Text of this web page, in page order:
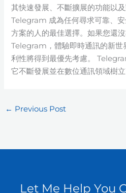
其快速發展、不斷擴展的功能以
Telegram 成為任何尋求可靠、
方案的人的最佳選擇。如果您還
Telegram，體驗即時通訊的新世
利性將得到最優先考慮。
它不斷發展並在數位通訊領域樹立
← Previous Post
Let Me Help You